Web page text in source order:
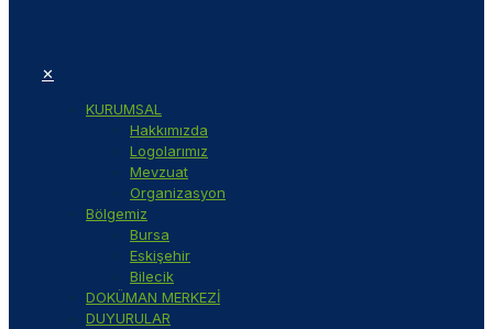
✕
KURUMSAL
Hakkımızda
Logolarımız
Mevzuat
Organizasyon
Bölgemiz
Bursa
Eskişehir
Bilecik
DOKÜMAN MERKEZİ
DUYURULAR